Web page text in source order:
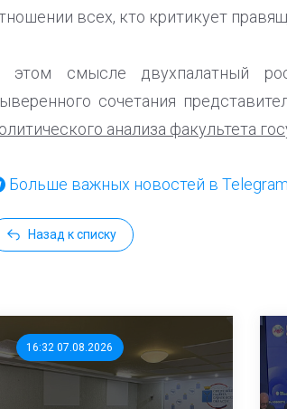
всех, кто критикует
этом смысле двухпалатный
сочетания
анализа факультета
Больше важных новостей в
Назад к списку
16:32 07.08.2026